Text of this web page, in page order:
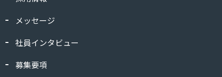
メッセージ
社員インタビュー
募集要項